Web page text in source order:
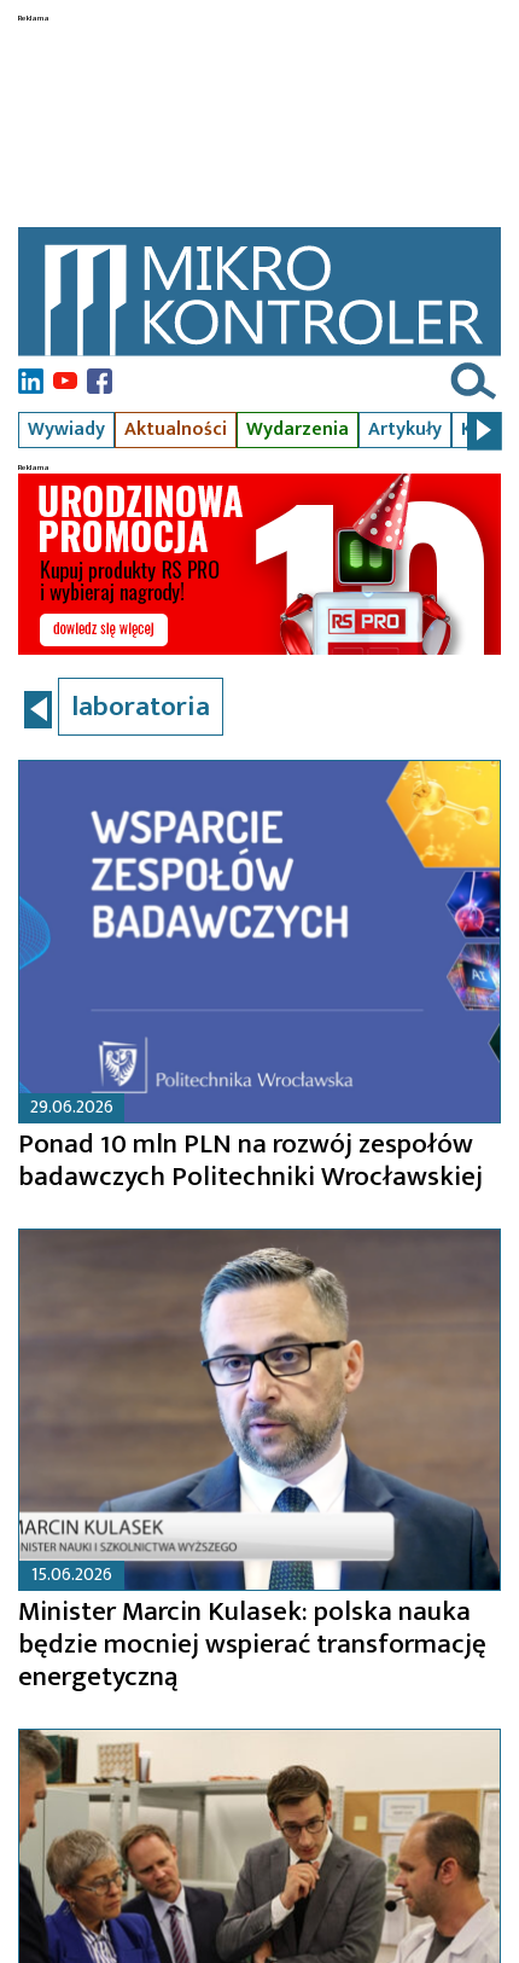
Wywiady Aktualności Wydarzenia Artykuły Kursy
laboratoria
29.06.2026
Ponad 10 mln PLN na rozwój zespołów
badawczych Politechniki Wrocławskiej
15.06.2026
Minister Marcin Kulasek: polska nauka
będzie mocniej wspierać transformację
energetyczną